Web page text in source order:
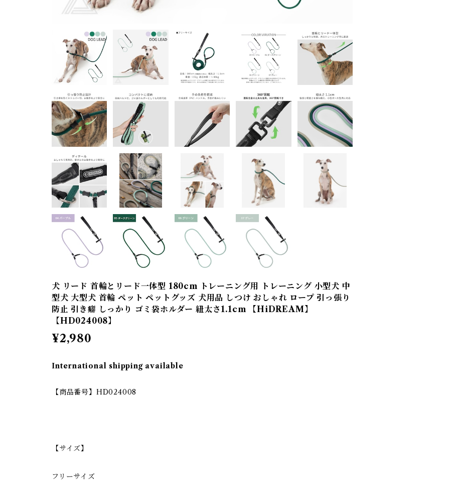
犬 リード 首輪とリード一体型 180cm トレーニング用 トレーニング 小型犬 中
型犬 大型犬 首輪 ペット ペットグッズ 犬用品 しつけ おしゃれ ロープ 引っ張り
防止 引き癖 しっかり ゴミ袋ホルダー 紐太さ1.1cm 【HiDREAM】
【HD024008】
¥2,980
International shipping available
【商品番号】HD024008
【サイズ】
フリーサイズ